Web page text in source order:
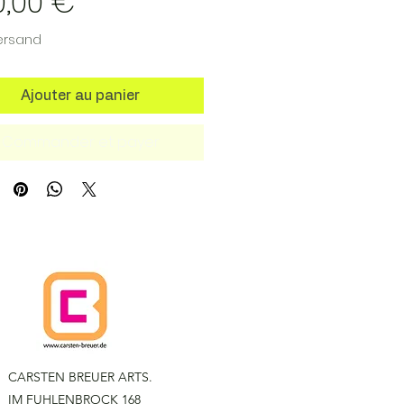
Ajouter au panier
CARSTEN BREUER ARTS.
IM FUHLENBROCK 168